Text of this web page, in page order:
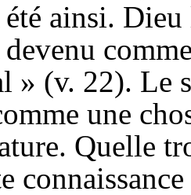
ainsi.
devenu
» (v. 22). Le
une
Quelle